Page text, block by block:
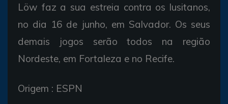
Löw faz a sua estreia contra os lusitanos,
no dia 16 de junho, em Salvador. Os seus
demais jogos serão todos na região
Nordeste, em Fortaleza e no Recife.
Origem : ESPN